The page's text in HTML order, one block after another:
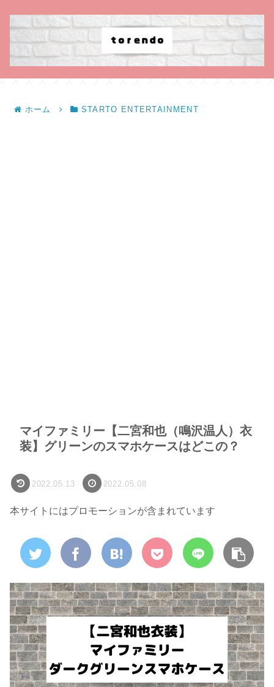
ホーム STARTO ENTERTAINMENT
マイファミリー【二宮和也（鳴沢温人）衣
装】グリーンのスマホケースはどこの？
2022.05.13 2022.05.08
本サイトにはプロモーションが含まれています